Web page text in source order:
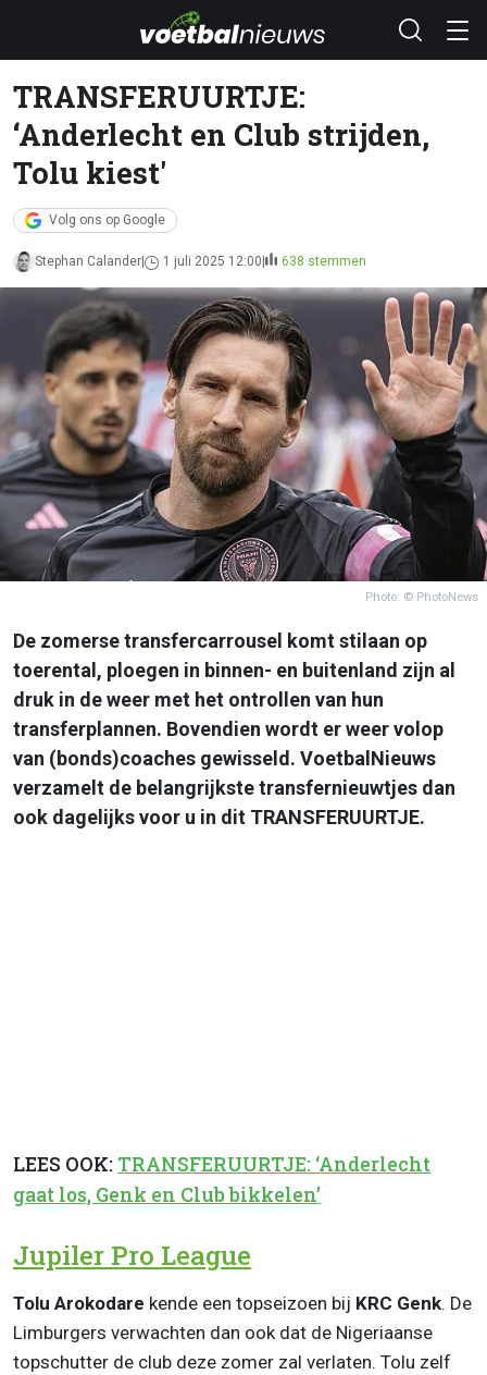
TRANSFERUURTJE:
‘Anderlecht en Club strijden,
Tolu kiest'
Volg ons op Google
Stephan Calander 1 juli 2025 12:00 638 stemmen
Photo: © PhotoNews
De zomerse transfercarrousel komt stilaan op
toerental, ploegen in binnen- en buitenland zijn al
druk in de weer met het ontrollen van hun
transferplannen. Bovendien wordt er weer volop
van (bonds)coaches gewisseld. VoetbalNieuws
verzamelt de belangrijkste transfernieuwtjes dan
ook dagelijks voor u in dit TRANSFERUURTJE.
LEES OOK: TRANSFERUURTJE: ‘Anderlecht
gaat los, Genk en Club bikkelen’
Jupiler Pro League
Tolu Arokodare kende een topseizoen bij KRC Genk. De
Limburgers verwachten dan ook dat de Nigeriaanse
topschutter de club deze zomer zal verlaten. Tolu zelf